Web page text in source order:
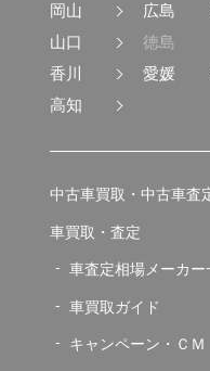
岡山
広島
山口
徳島
香川
愛媛
高知
中古車買取・中古車査
車買取・査定
車査定相場メーカー
車買取ガイド
キャンペーン・ＣＭ